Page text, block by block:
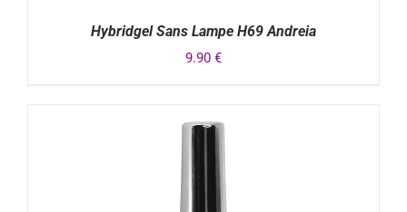
Hybridgel Sans Lampe H69 Andreia
9.90 €